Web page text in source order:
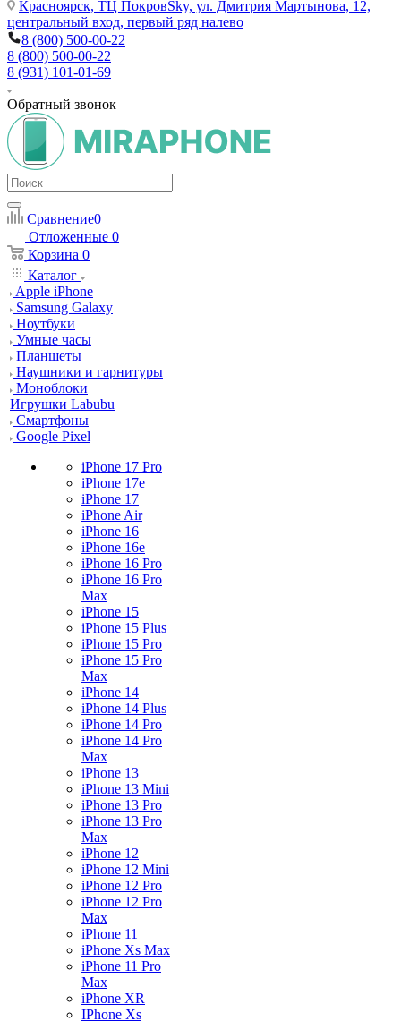
Красноярск, ТЦ ПокровSky, ул. Дмитрия Мартынова, 12,
центральный вход, первый ряд налево
8 (800) 500-00-22
8 (800) 500-00-22
8 (931) 101-01-69
Обратный звонок
Сравнение0
Отложенные 0
Корзина 0
Каталог
Apple iPhone
Samsung Galaxy
Ноутбуки
Умные часы
Планшеты
Наушники и гарнитуры
Моноблоки
Игрушки Labubu
Смартфоны
Google Pixel
iPhone 17 Pro
iPhone 17e
iPhone 17
iPhone Air
iPhone 16
iPhone 16e
iPhone 16 Pro
iPhone 16 Pro
Max
iPhone 15
iPhone 15 Plus
iPhone 15 Pro
iPhone 15 Pro
Max
iPhone 14
iPhone 14 Plus
iPhone 14 Pro
iPhone 14 Pro
Max
iPhone 13
iPhone 13 Mini
iPhone 13 Pro
iPhone 13 Pro
Max
iPhone 12
iPhone 12 Mini
iPhone 12 Pro
iPhone 12 Pro
Max
iPhone 11
iPhone Xs Max
iPhone 11 Pro
Max
iPhone XR
IPhone Xs